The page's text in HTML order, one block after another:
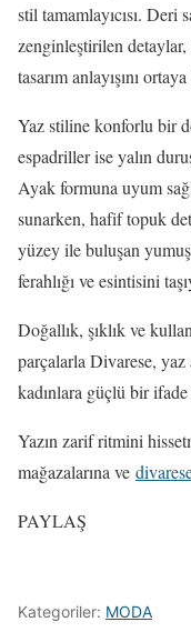
stil tamamlayıcısı. Deri
zenginleştirilen detaylar,
tasarım anlayışını
Yaz stiline konforlu bir
espadriller ise yalın
Ayak formuna uyum
sunarken, hafif topuk
yüzey ile buluşan
ferahlığı ve esintisini
Doğallık, şıklık ve
parçalarla Divarese,
kadınlara güçlü bir ifade
Yazın zarif ritmini
mağazalarına ve
PAYLAŞ
Kategoriler: MODA